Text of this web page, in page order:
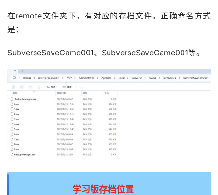
在remote文件夹下，有对应的存档文件。正确命名方式
是：
SubverseSaveGame001、SubverseSaveGame001等。
学习版存档位置